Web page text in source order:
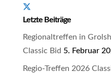
Letzte Beiträge
Regionaltreffen in
Classic Bid 5. Februar
Regio-Treffen 2026